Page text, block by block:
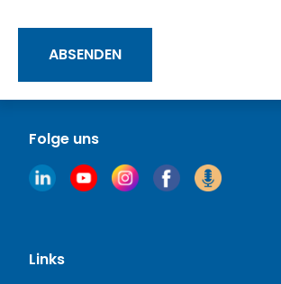
Folge uns
Links
ABSENDEN